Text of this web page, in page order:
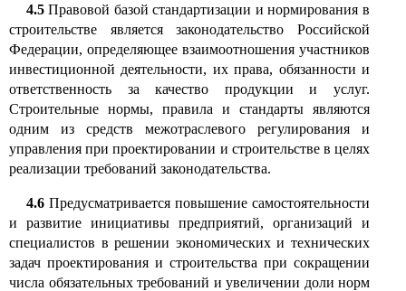
4.5 Правовой базой стандартизации и нормирования в
строительстве является законодательство Российской
Федерации, определяющее взаимоотношения участников
инвестиционной деятельности, их права, обязанности и
ответственность за качество продукции и услуг.
Строительные нормы, правила и стандарты являются
одним из средств межотраслевого регулирования и
управления при проектировании и строительстве в целях
реализации требований законодательства.
4.6 Предусматривается повышение самостоятельности
и развитие инициативы предприятий, организаций и
специалистов в решении экономических и технических
задач проектирования и строительства при сокращении
числа обязательных требований и увеличении доли норм